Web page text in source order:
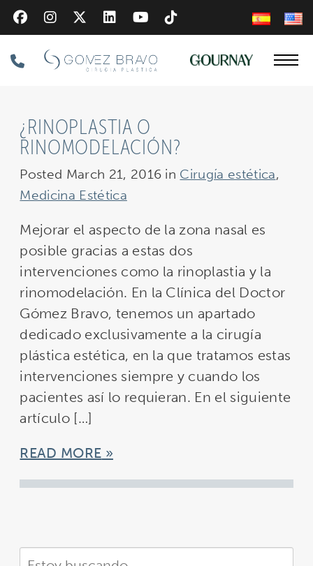
Skip
to
main
content
Phone
¿RINOPLASTIA O
RINOMODELACIÓN?
Posted March 21, 2016 in Cirugía estética,
Medicina Estética
Mejorar el aspecto de la zona nasal es
posible gracias a estas dos
intervenciones como la rinoplastia y la
rinomodelación. En la Clínica del Doctor
Gómez Bravo, tenemos un apartado
dedicado exclusivamente a la cirugía
plástica estética, en la que tratamos estas
intervenciones siempre y cuando los
pacientes así lo requieran. En el siguiente
artículo […]
READ MORE
Buscar